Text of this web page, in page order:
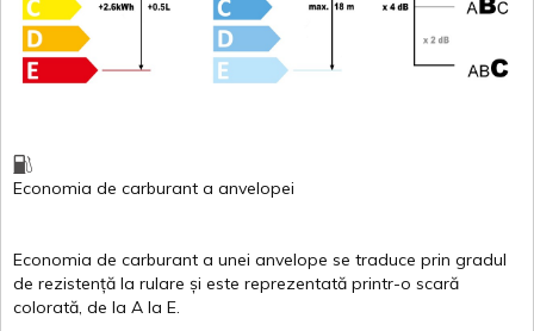
Economia de carburant a anvelopei
Economia de carburant a unei anvelope se traduce prin gradul
de rezistență la rulare și este reprezentată printr-o scară
colorată, de la A la E.